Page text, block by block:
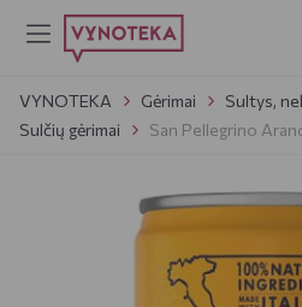
VYNOTEKA Gėrimai
Sultys,
Sulčių gėrimai
San Pellegrino